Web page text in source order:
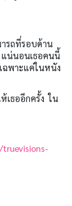
ารถที่รอบด้าน
แน่นอนเธอคนนี้
ฉพาะแค่ในหนัง
เธออีกครั้ง ใน